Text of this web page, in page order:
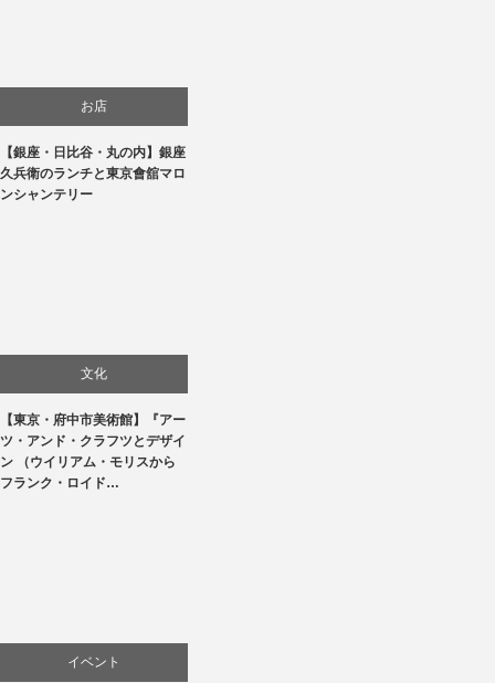
お店
食べ物
【銀座・日比谷・丸の内】銀座
久兵衛のランチと東京會舘マロ
ンシャンテリー
文化
美術展・美術館・博物館巡り
【東京・府中市美術館】『アー
ツ・アンド・クラフツとデザイ
ン （ウイリアム・モリスから
フランク・ロイド…
イベント